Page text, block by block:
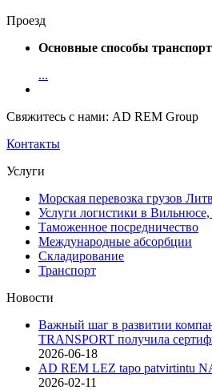
Проезд
Основные способы
...
Свяжитесь с нами: AD REM Group
Контакты
Услуги
Морская перевозка грузов
Услуги логистики в
Таможенное посредничество
Международные абсорбции
Складирование
Транспорт
Новости
Важный шаг в развитии
TRANSPORT получила
2026-06-18
AD REM LEZ tapo patvirtintu
2026-02-11